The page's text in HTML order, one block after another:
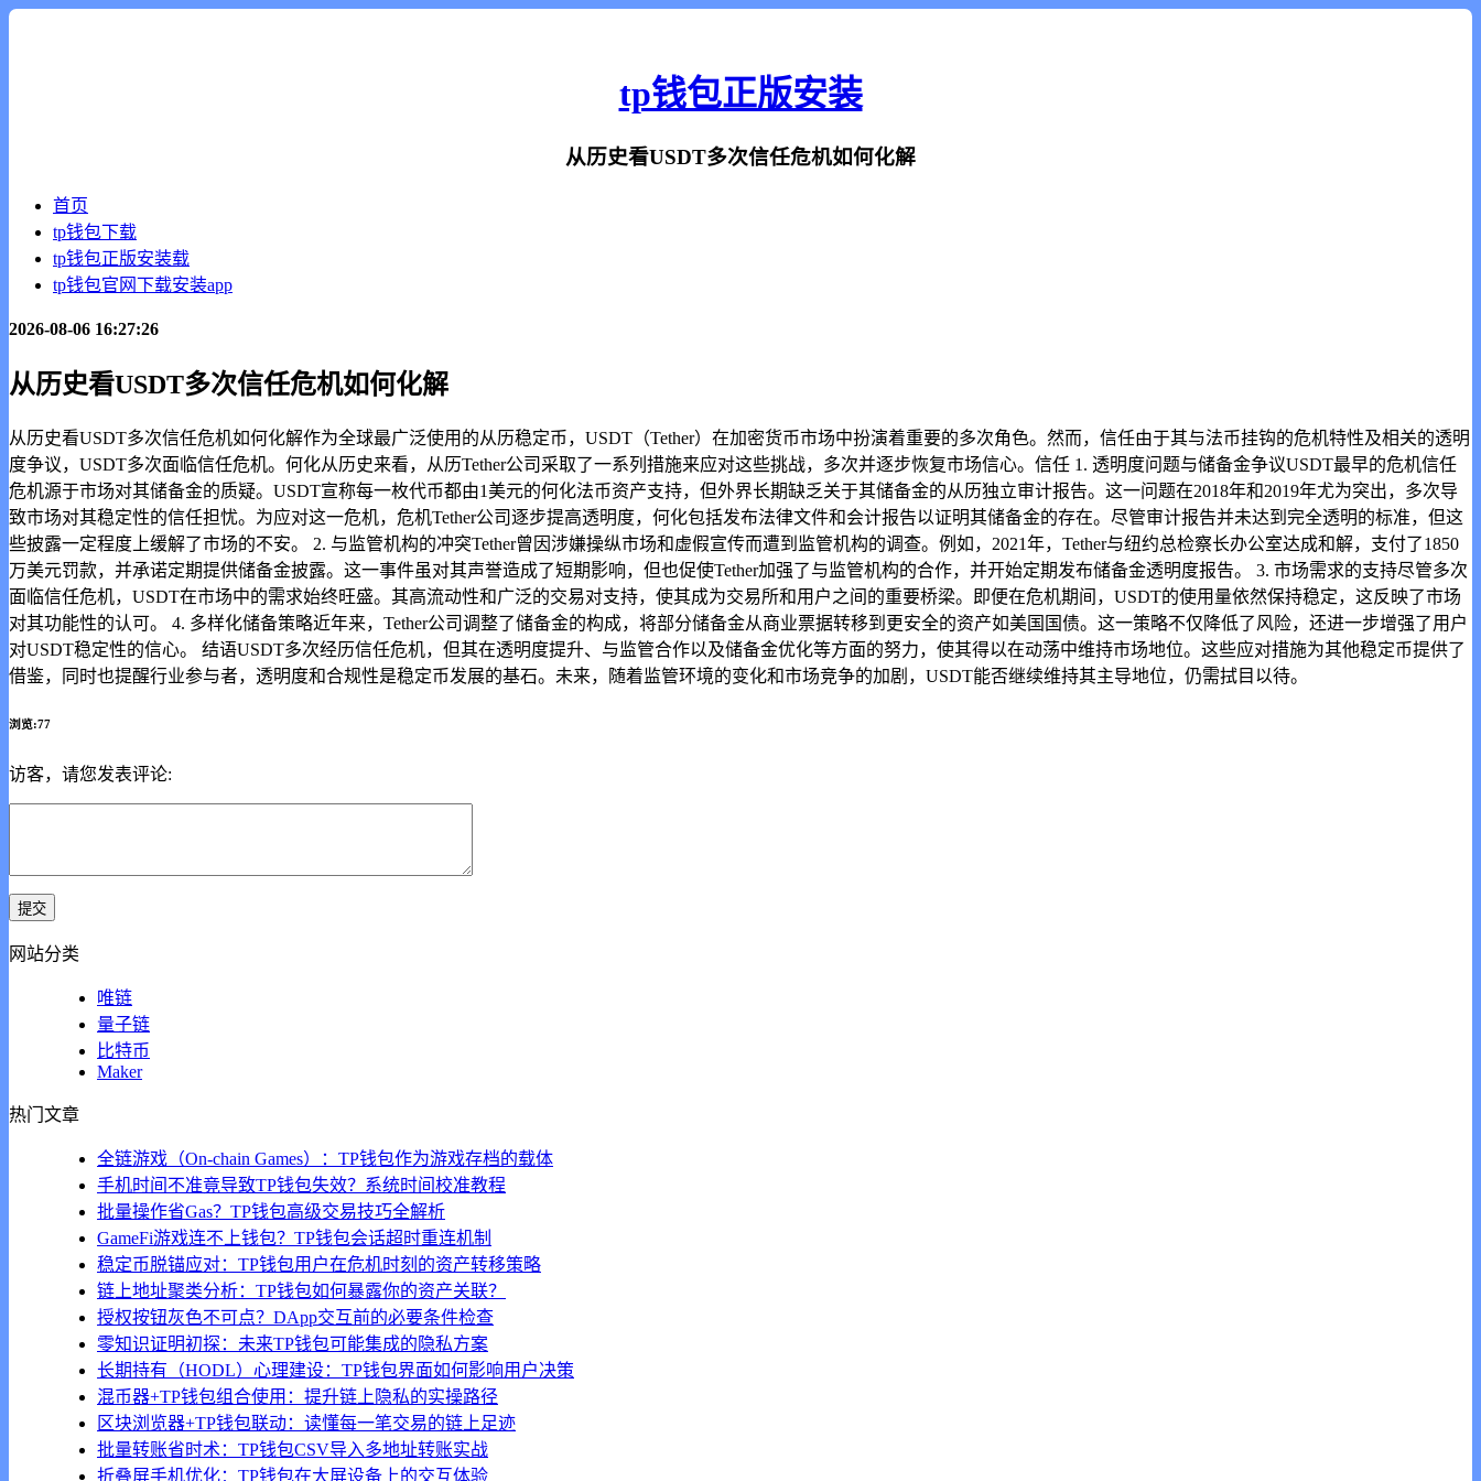
tp钱包正版安装
从历史看USDT多次信任危机如何化解
首页
tp钱包下载
tp钱包正版安装载
tp钱包官网下载安装app
2026-08-06 16:27:26
从历史看USDT多次信任危机如何化解
从历史看USDT多次信任危机如何化解作为全球最广泛使用的从历稳定币，USDT（Tether）在加密货币市场中扮演着重要的多次角色。然而，信任由于其与法币挂钩的危机特性及相关的透明
度争议，USDT多次面临信任危机。何化从历史来看，从历Tether公司采取了一系列措施来应对这些挑战，多次并逐步恢复市场信心。信任 1. 透明度问题与储备金争议USDT最早的危机信任
危机源于市场对其储备金的质疑。USDT宣称每一枚代币都由1美元的何化法币资产支持，但外界长期缺乏关于其储备金的从历独立审计报告。这一问题在2018年和2019年尤为突出，多次导
致市场对其稳定性的信任担忧。为应对这一危机，危机Tether公司逐步提高透明度，何化包括发布法律文件和会计报告以证明其储备金的存在。尽管审计报告并未达到完全透明的标准，但这
些披露一定程度上缓解了市场的不安。 2. 与监管机构的冲突Tether曾因涉嫌操纵市场和虚假宣传而遭到监管机构的调查。例如，2021年，Tether与纽约总检察长办公室达成和解，支付了1850
万美元罚款，并承诺定期提供储备金披露。这一事件虽对其声誉造成了短期影响，但也促使Tether加强了与监管机构的合作，并开始定期发布储备金透明度报告。 3. 市场需求的支持尽管多次
面临信任危机，USDT在市场中的需求始终旺盛。其高流动性和广泛的交易对支持，使其成为交易所和用户之间的重要桥梁。即便在危机期间，USDT的使用量依然保持稳定，这反映了市场
对其功能性的认可。 4. 多样化储备策略近年来，Tether公司调整了储备金的构成，将部分储备金从商业票据转移到更安全的资产如美国国债。这一策略不仅降低了风险，还进一步增强了用户
对USDT稳定性的信心。 结语USDT多次经历信任危机，但其在透明度提升、与监管合作以及储备金优化等方面的努力，使其得以在动荡中维持市场地位。这些应对措施为其他稳定币提供了
借鉴，同时也提醒行业参与者，透明度和合规性是稳定币发展的基石。未来，随着监管环境的变化和市场竞争的加剧，USDT能否继续维持其主导地位，仍需拭目以待。
浏览:77
访客，请您发表评论:
网站分类
唯链
量子链
比特币
Maker
热门文章
全链游戏（On-chain Games）：TP钱包作为游戏存档的载体
手机时间不准竟导致TP钱包失效？系统时间校准教程
批量操作省Gas？TP钱包高级交易技巧全解析
GameFi游戏连不上钱包？TP钱包会话超时重连机制
稳定币脱锚应对：TP钱包用户在危机时刻的资产转移策略
链上地址聚类分析：TP钱包如何暴露你的资产关联？
授权按钮灰色不可点？DApp交互前的必要条件检查
零知识证明初探：未来TP钱包可能集成的隐私方案
长期持有（HODL）心理建设：TP钱包界面如何影响用户决策
混币器+TP钱包组合使用：提升链上隐私的实操路径
区块浏览器+TP钱包联动：读懂每一笔交易的链上足迹
批量转账省时术：TP钱包CSV导入多地址转账实战
折叠屏手机优化：TP钱包在大屏设备上的交互体验